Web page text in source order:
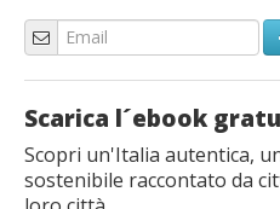
Scarica l´ebook
Scopri un'Italia autentica,
sostenibile raccontato da